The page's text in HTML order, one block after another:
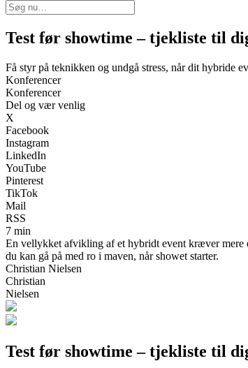
Test før showtime – tjekliste til
Få styr på teknikken og undgå stress, når dit hybride
Konferencer
Konferencer
Del og vær venlig
X
Facebook
Instagram
LinkedIn
YouTube
Pinterest
TikTok
Mail
RSS
7 min
En vellykket afvikling af et hybridt event kræver mere
du kan gå på med ro i maven, når showet starter.
Christian Nielsen
Christian
Nielsen
Test før showtime – tjekliste til